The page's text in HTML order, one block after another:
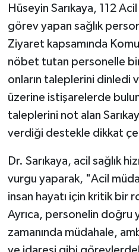
Hüseyin Sarıkaya, 112
görev yapan sağlık
Ziyaret kapsamında
nöbet tutan personelle
onların taleplerini dinledi
üzerine istişarelerde
taleplerini not alan
verdiği destekle dikkat
Dr. Sarıkaya, acil sağlık
vurgu yaparak, "Acil
insan hayatı için kritik bir
Ayrıca, personelin doğru
zamanında müdahale,